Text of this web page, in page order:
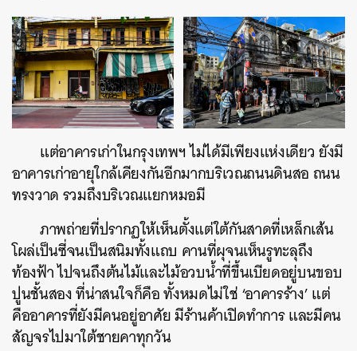
แต่อาคารเก่าในกรุงเทพฯ ไม่ได้มีเพียงแห่งเดียว ยังมี
อาคารเก่าอายุใกล้เคียงกันอีกมากบริเวณถนนดินสอ ถนน
ทรงวาด รวมถึงบริเวณแยกหมอมี
ภาพถ่ายที่ปรากฏให้เห็นตั้งแต่ใต้กันสาดที่เหล็กเส้น
โผล่เป็นซี่จนเป็นสนิมทั้งแถบ คานที่ผุจนเห็นรูทะลุถึง
ท้องฟ้า ไปจนถึงต้นไม้และไม้อวบน้ำที่ขึ้นเบียดอยู่บนขอบ
ปูนชั้นสอง ที่น่าสนใจก็คือ ทั้งหมดไม่ใช่ ‘อาคารร้าง’ แต่
คืออาคารที่ยังมีคนอยู่อาศัย มีร้านค้าเปิดทำการ และมีคน
สัญจรไปมาใต้ชายคาทุกวัน